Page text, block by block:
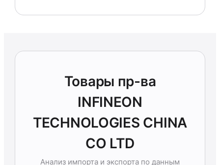
Товары пр-ва
INFINEON
TECHNOLOGIES CHINA
CO LTD
Анализ импорта и экспорта по данным